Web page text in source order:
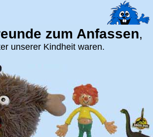
zum Anfassen,
unserer Kindheit waren.